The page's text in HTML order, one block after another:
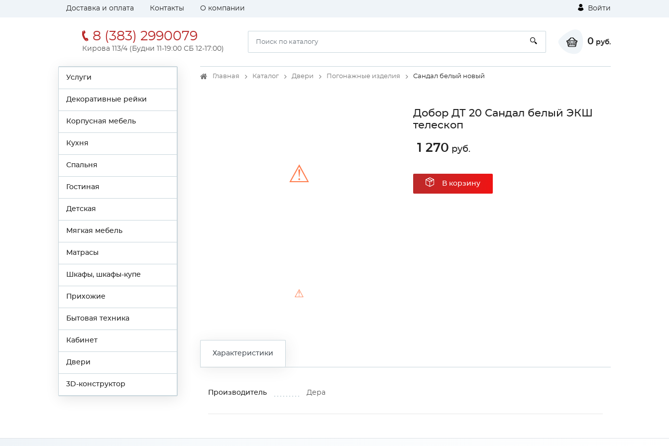
Доставка и оплата Контакты О компании Войти
8 (383) 2990079
Кирова 113/4 (Будни 11-19:00 СБ 12-17:00)
0 руб.
Услуги
Декоративные рейки
Корпусная мебель
Кухня
Спальня
Гостиная
Детская
Мягкая мебель
Матрасы
Шкафы, шкафы-купе
Прихожие
Бытовая техника
Кабинет
Двери
3D-конструктор
Главная Каталог Двери Погонажные изделия Сандал белый новый
⚠
⚠
Добор ДТ 20 Сандал белый ЭКШ
телескоп
1 270 руб.
В корзину
Характеристики
Производитель Дера